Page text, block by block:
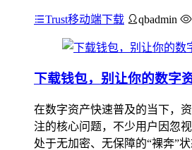
Trust移动端下载 qbadmin
下载钱包，别让你的数字
在数字资产快速普及的当下，
注的核心问题，不少用户因忽
处于无加密、无保障的“裸奔”